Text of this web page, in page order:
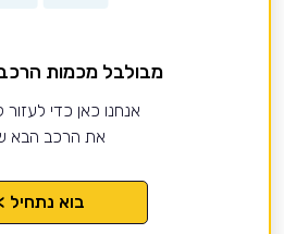
מבולבל מכמות
אנחנו כאן כדי
את הרכב הבא
בוא נתחיל